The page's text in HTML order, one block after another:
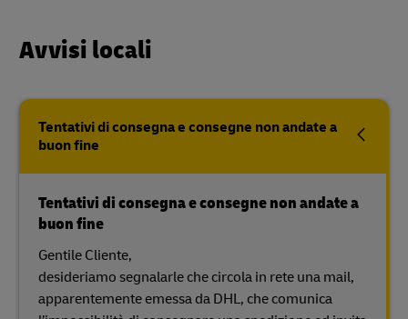
Avvisi locali
Tentativi di consegna e consegne non andate a
buon fine
Tentativi di consegna e consegne non andate a
buon fine
Gentile Cliente,
desideriamo segnalarle che circola in rete una mail,
apparentemente emessa da DHL, che comunica